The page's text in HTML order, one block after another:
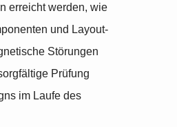
erreicht werden, wie
und Layout-
Störungen
Prüfung
im Laufe des